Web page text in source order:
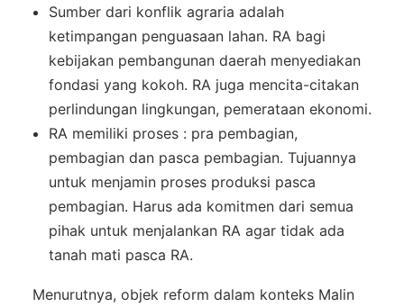
Sumber dari konflik agraria adalah
ketimpangan penguasaan lahan. RA bagi
kebijakan pembangunan daerah menyediakan
fondasi yang kokoh. RA juga mencita-citakan
perlindungan lingkungan, pemerataan ekonomi.
RA memiliki proses : pra pembagian,
pembagian dan pasca pembagian. Tujuannya
untuk menjamin proses produksi pasca
pembagian. Harus ada komitmen dari semua
pihak untuk menjalankan RA agar tidak ada
tanah mati pasca RA.
Menurutnya, objek reform dalam konteks Malin